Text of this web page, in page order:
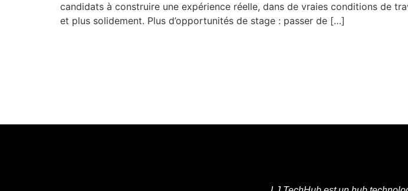
candidats à construire une expérience réelle, dans de vraies conditions de
et plus solidement. Plus d’opportunités de stage : passer de […]